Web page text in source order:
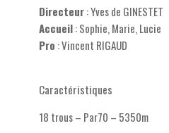
Directeur: Yves de GINESTET
Accueil: Sophie, Marie, Lucie
Pro : Vincent RIGAUD
Caractéristiques
18 trous – Par70 – 5350m